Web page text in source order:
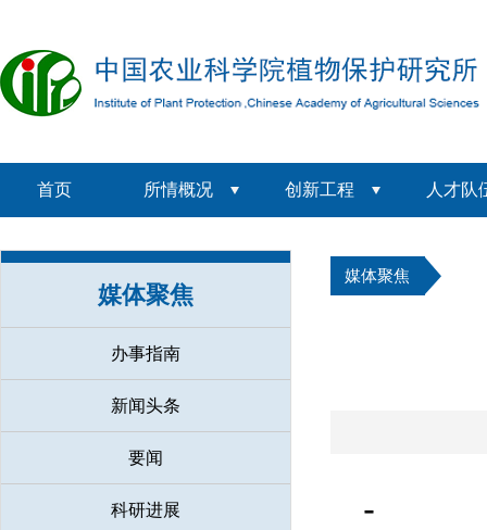
首页 所情概况 创新工程 人才队
媒体聚焦
办事指南
新闻头条
要闻
科研进展
媒体聚焦
-